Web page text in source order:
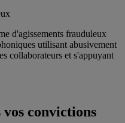
d'agissements frauduleux
utilisant abusivement
collaborateurs et s'appuyant
convictions